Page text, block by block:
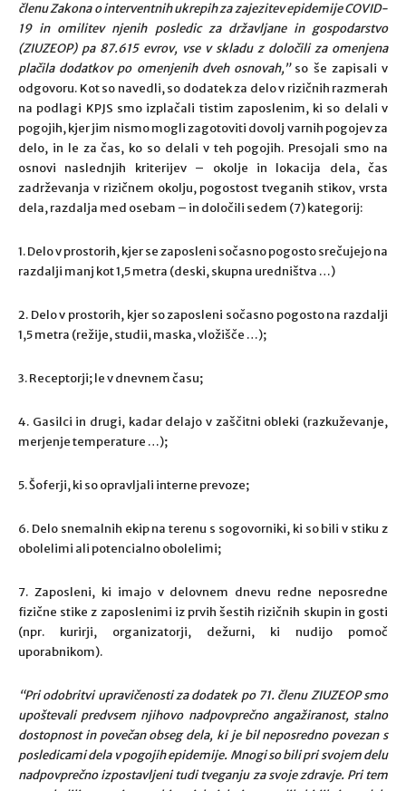
členu Zakona o interventnih ukrepih za zajezitev epidemije COVID-
19 in omilitev njenih posledic za državljane in gospodarstvo
(ZIUZEOP) pa 87.615 evrov, vse v skladu z določili za omenjena
plačila dodatkov po omenjenih dveh osnovah,”so še zapisali v
odgovoru. Kot so navedli, so dodatek za delo v rizičnih razmerah
na podlagi KPJS smo izplačali tistim zaposlenim, ki so delali v
pogojih, kjer jim nismo mogli zagotoviti dovolj varnih pogojev za
delo, in le za čas, ko so delali v teh pogojih. Presojali smo na
osnovi naslednjih kriterijev – okolje in lokacija dela, čas
zadrževanja v rizičnem okolju, pogostost tveganih stikov, vrsta
dela, razdalja med osebam – in določili sedem (7) kategorij:
1. Delo v prostorih, kjer se zaposleni sočasno pogosto srečujejo na
razdalji manj kot 1,5 metra (deski, skupna uredništva …)
2. Delo v prostorih, kjer so zaposleni sočasno pogosto na razdalji
1,5 metra (režije, studii, maska, vložišče …);
3. Receptorji; le v dnevnem času;
4. Gasilci in drugi, kadar delajo v zaščitni obleki (razkuževanje,
merjenje temperature …);
5. Šoferji, ki so opravljali interne prevoze;
6. Delo snemalnih ekip na terenu s sogovorniki, ki so bili v stiku z
obolelimi ali potencialno obolelimi;
7. Zaposleni, ki imajo v delovnem dnevu redne neposredne
fizične stike z zaposlenimi iz prvih šestih rizičnih skupin in gosti
(npr. kurirji, organizatorji, dežurni, ki nudijo pomoč
uporabnikom).
“Pri odobritvi upravičenosti za dodatek po 71. členu ZIUZEOP smo
upoštevali predvsem njihovo nadpovprečno angažiranost, stalno
dostopnost in povečan obseg dela, ki je bil neposredno povezan s
posledicami dela v pogojih epidemije. Mnogi so bili pri svojem delu
nadpovprečno izpostavljeni tudi tveganju za svoje zdravje. Pri tem